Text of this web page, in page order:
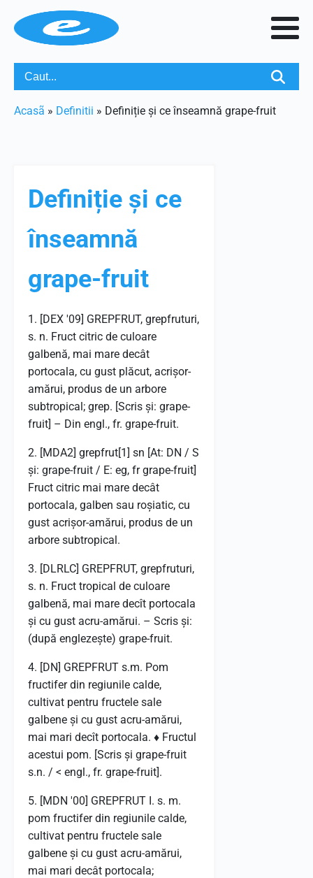
Acasã » Definitii » Definiție și ce înseamnă grape-fruit
Definiție și ce
înseamnă
grape-fruit
1. [DEX '09] GREPFRUT, grepfruturi,
s. n. Fruct citric de culoare
galbenă, mai mare decât
portocala, cu gust plăcut, acrișor-
amărui, produs de un arbore
subtropical; grep. [Scris și: grape-
fruit] – Din engl., fr. grape-fruit.
2. [MDA2] grepfrut[1] sn [At: DN / S
și: grape-fruit / E: eg, fr grape-fruit]
Fruct citric mai mare decât
portocala, galben sau roșiatic, cu
gust acrișor-amărui, produs de un
arbore subtropical.
3. [DLRLC] GREPFRUT, grepfruturi,
s. n. Fruct tropical de culoare
galbenă, mai mare decît portocala
și cu gust acru-amărui. – Scris și:
(după englezește) grape-fruit.
4. [DN] GREPFRUT s.m. Pom
fructifer din regiunile calde,
cultivat pentru fructele sale
galbene și cu gust acru-amărui,
mai mari decît portocala. ♦ Fructul
acestui pom. [Scris și grape-fruit
s.n. / < engl., fr. grape-fruit].
5. [MDN '00] GREPFRUT I. s. m.
pom fructifer din regiunile calde,
cultivat pentru fructele sale
galbene și cu gust acru-amărui,
mai mari decât portocala;